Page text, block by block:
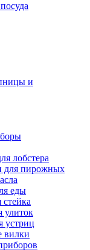
и
лобстера
для пирожных
еды
улиток
устриц
вилки